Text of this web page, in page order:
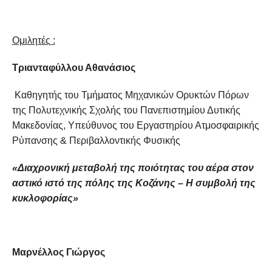
Ομιλητές :
Τριανταφύλλου Αθανάσιος
Καθηγητής του Τμήματος Μηχανικών Ορυκτών Πόρων
της Πολυτεχνικής Σχολής του Πανεπιστημίου Δυτικής
Μακεδονίας, Υπεύθυνος του Εργαστηρίου Ατμοσφαιρικής
Ρύπανσης & Περιβαλλοντικής Φυσικής
«Διαχρονική μεταβολή της ποιότητας του αέρα στον
αστικό ιστό της πόλης της Κοζάνης – Η συμβολή της
κυκλοφορίας»
Μαρνέλλος Γιώργος